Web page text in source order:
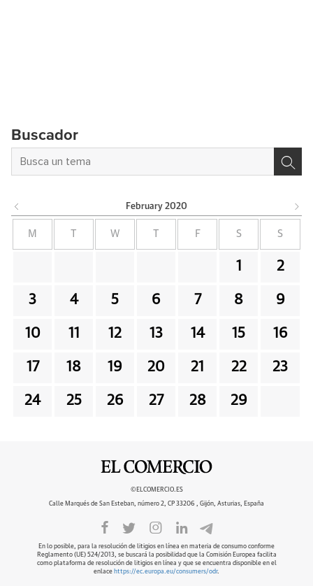
Buscador
February 2020
M W F S S
1 2
3 4 5 6 7 8 9
10 11 12 13 14 15 16
17 18 19 20 21 22 23
24 25 26 27 28 29
©ELCOMERCIO.ES
Calle Marqués de San Esteban, número 2, CP 33206 , Gijón, Asturias, España
En lo posible, para la resolución de litigios en línea en materia de consumo conforme
Reglamento (UE) 524/2013, se buscará la posibilidad que la Comisión Europea facilita
como plataforma de resolución de litigios en línea y que se encuentra disponible en el
enlace https://ec.europa.eu/consumers/odr.